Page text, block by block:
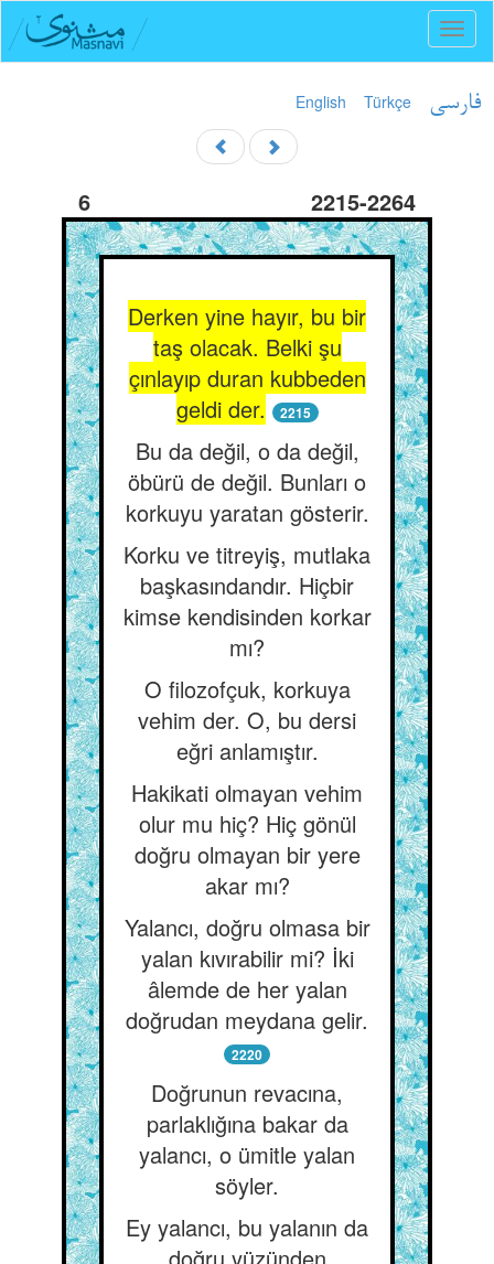
English Türkçe فارسی
6 2215-2264
Derken yine hayır, bu bir
taş olacak. Belki şu
çınlayıp duran kubbeden
geldi der.
2215
Bu da değil, o da değil,
öbürü de değil. Bunları o
korkuyu yaratan gösterir.
Korku ve titreyiş, mutlaka
başkasındandır. Hiçbir
kimse kendisinden korkar
mı?
O filozofçuk, korkuya
vehim der. O, bu dersi
eğri anlamıştır.
Hakikati olmayan vehim
olur mu hiç? Hiç gönül
doğru olmayan bir yere
akar mı?
Yalancı, doğru olmasa bir
yalan kıvırabilir mi? İki
âlemde de her yalan
doğrudan meydana gelir.
2220
Doğrunun revacına,
parlaklığına bakar da
yalancı, o ümitle yalan
söyler.
Ey yalancı, bu yalanın da